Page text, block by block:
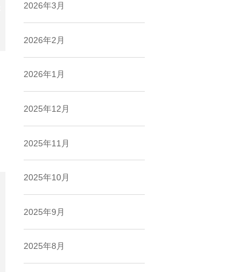
2026年3月
2026年2月
2026年1月
2025年12月
2025年11月
2025年10月
2025年9月
2025年8月